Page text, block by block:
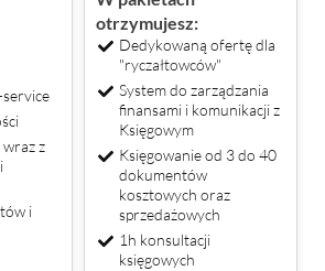
service
wraz z
i
otrzymujesz:
Dedykowaną ofertę dla
"ryczałtowców"
System do zarządzania
finansami i komunikacji z
Księgowym
Księgowanie od 3 do 40
dokumentów
kosztowych oraz
sprzedażowych
1h konsultacji
księgowych